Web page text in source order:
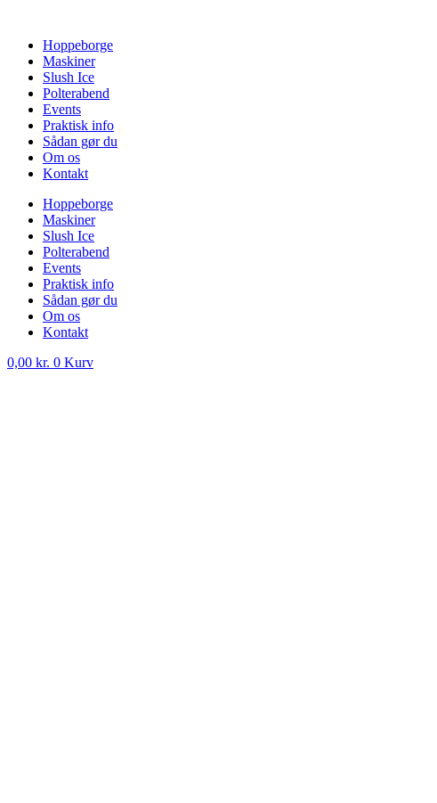
indholdHoppeborge
Maskiner
Slush Ice
Polterabend
Events
Praktisk info
Sådan gør du
Om os
Kontakt
Hoppeborge
Maskiner
Slush Ice
Polterabend
Events
Praktisk info
Sådan gør du
Om os
Kontakt
0,00 kr. 0 Kurv